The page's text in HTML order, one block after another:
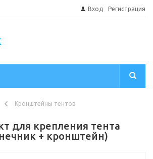
Вход Регистрация
Кронштейны тентов
для крепления тента
+ кронштейн)